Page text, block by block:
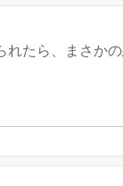
れたら、まさか